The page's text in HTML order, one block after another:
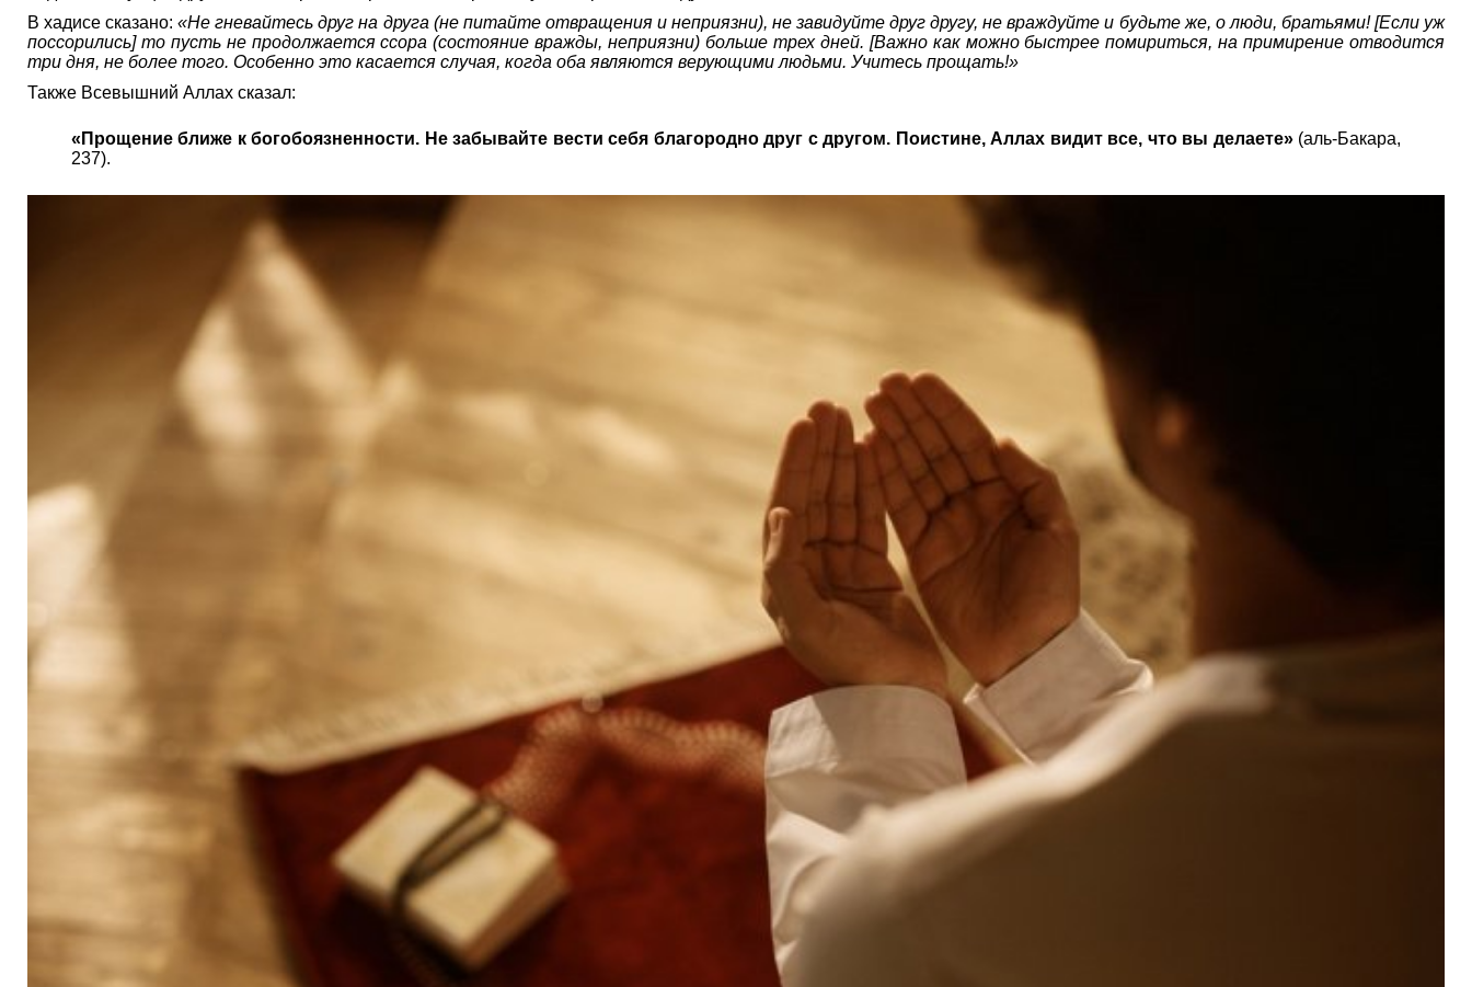
В хадисе сказано:«Не гневайтесь друг на друга (не питайте отвращения и неприязни), не завидуйте друг другу, не враждуйте и будьте же, о люди, братьями! [Если уж
поссорились] то пусть не продолжается ссора (состояние вражды, неприязни) больше трех дней. [Важно как можно быстрее помириться, на примирение отводится
три дня, не более того. Особенно это касается случая, когда оба являются верующими людьми. Учитесь прощать!»
Также Всевышний Аллах сказал:
«Прощение ближе к богобоязненности. Не забывайте вести себя благородно друг с другом. Поистине, Аллах видит все, что вы делаете»(аль-Бакара,
237).